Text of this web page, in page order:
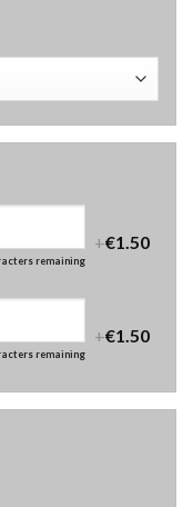
remaining
+€1.50
remaining
+€1.50